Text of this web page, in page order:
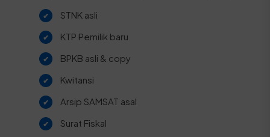
STNK asli
KTP Pemilik baru
BPKB asli & copy
Kwitansi
Arsip SAMSAT asal
Surat Fiskal